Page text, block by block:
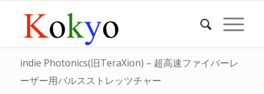
indie Photonics(旧TeraXion) – 超高速ファイバーレ
ーザー用パルスストレッツチャー